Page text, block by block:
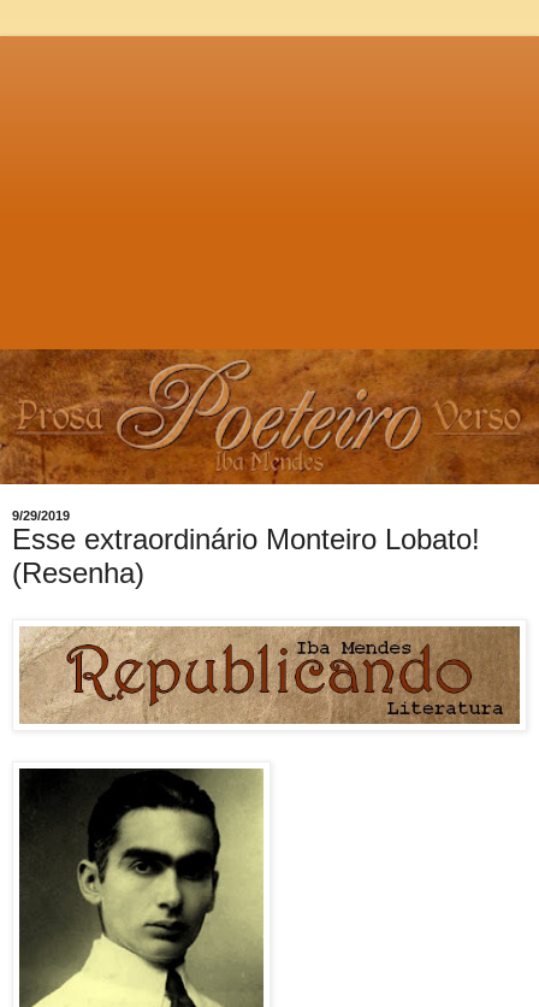
9/29/2019
Esse extraordinário Monteiro Lobato!
(Resenha)